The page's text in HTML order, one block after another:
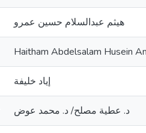
هيثم عبدالسلام حسين عمرو
Haitham Abdelsalam Husein
إياد خليفة
د. عطية مصلح/ د. محمد عوض